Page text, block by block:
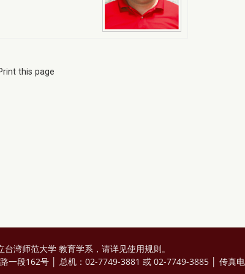
this page
台湾师范大学 教育学系，请详见使用规则。
一段162号 │ 总机：02-7749-3881 或 02-7749-3885 │ 传真